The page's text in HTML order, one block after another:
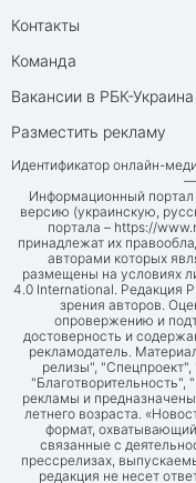
Контакты
Команда
Вакансии в РБК-Украина
Разместить рекламу
Идентификатор онлайн-
—
Информационный
версию (украинскую,
портала – https://
принадлежат их
авторами которых
размещены на условиях
4.0 International. Редакция
зрения авторов.
опровержению и
достоверность и
рекламодатель.
релизы",
рекламы и
летнего возраста.
формат,
связанные с
прессрелизах,
редакция не несет